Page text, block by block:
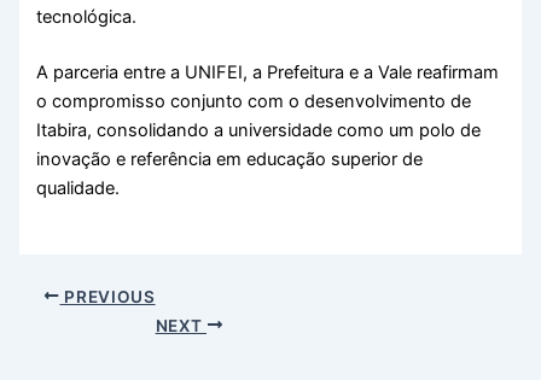
tecnológica.
A parceria entre a UNIFEI, a Prefeitura e a Vale reafirmam
o compromisso conjunto com o desenvolvimento de
Itabira, consolidando a universidade como um polo de
inovação e referência em educação superior de
qualidade.
PREVIOUS
NEXT